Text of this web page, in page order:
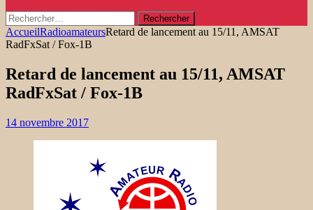
Rechercher :
AccueilRadioamateursRetard de lancement au 15/11, AMSAT
RadFxSat / Fox-1B
Retard de lancement au 15/11, AMSAT
RadFxSat / Fox-1B
14 novembre 2017